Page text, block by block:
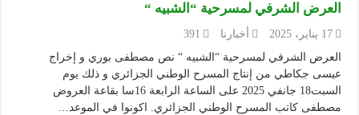
العرض الشرفي لمسرحية “الشبيه “
17 يناير، 2025 أخبارنا
391
العرض الشرفي لمسرحية “الشبيه “ نص مصطفى بوري و إخراج
عيسى جكاطي من إنتاج المسرح الوطني الجزائري و ذلك يوم
السبت18 جانفي 2025 على الساعة الرابعة 16سا بقاعة العروض
مصطفى كاتب المسرح الوطني الجزائري. اكونوا في الموعد…